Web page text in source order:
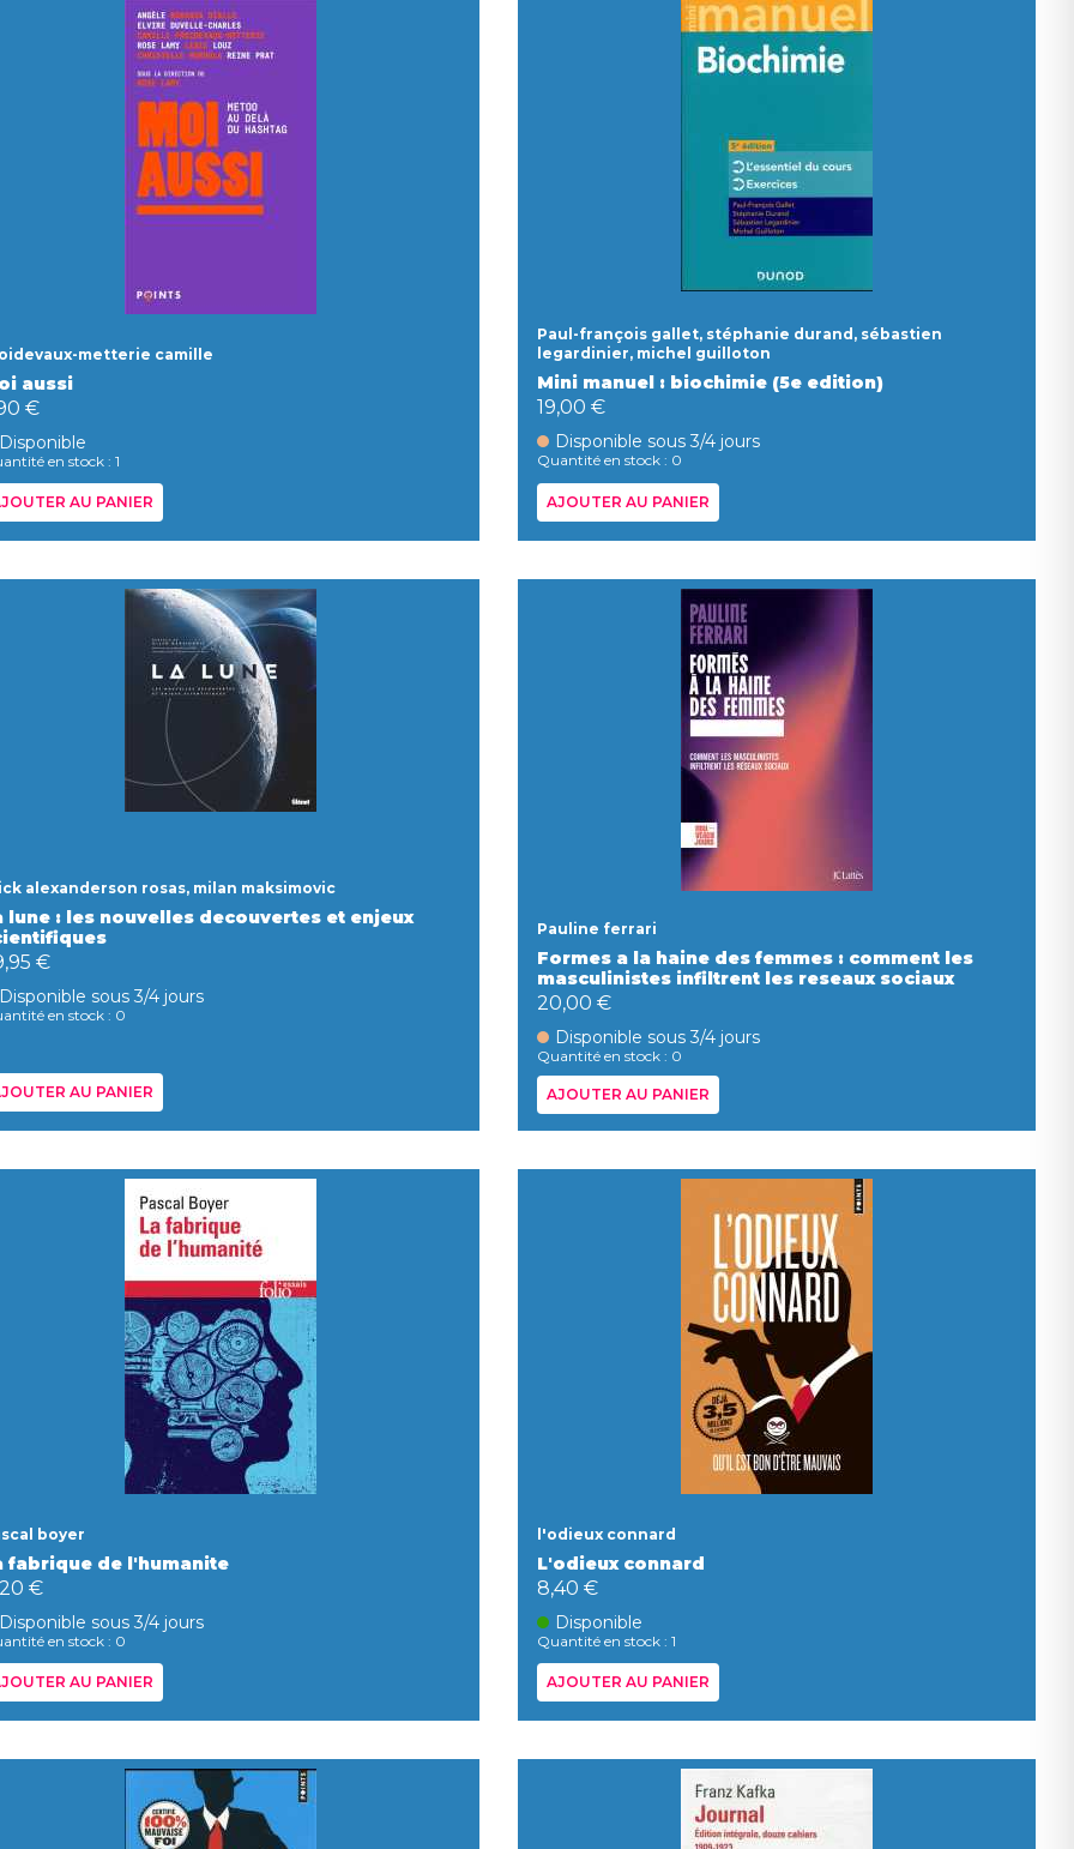
metterie camille
aussi
€
Disponible
en stock : 1
AU PANIER
Paul-françois gallet, stéphanie durand, sébastien
legardinier, michel guilloton
Mini manuel : biochimie (5e edition)
19,00 €
Disponible sous 3/4 jours
Quantité en stock : 0
AJOUTER AU PANIER
alexanderson rosas, milan maksimovic
lune : les nouvelles decouvertes et enjeux
€
Disponible sous 3/4 jours
en stock : 0
AU PANIER
Pauline ferrari
Formes a la haine des femmes : comment les
masculinistes infiltrent les reseaux sociaux
20,00 €
Disponible sous 3/4 jours
Quantité en stock : 0
AJOUTER AU PANIER
boyer
fabrique de l'humanite
€
Disponible sous 3/4 jours
en stock : 0
AU PANIER
l'odieux connard
L'odieux connard
8,40 €
Disponible
Quantité en stock : 1
AJOUTER AU PANIER